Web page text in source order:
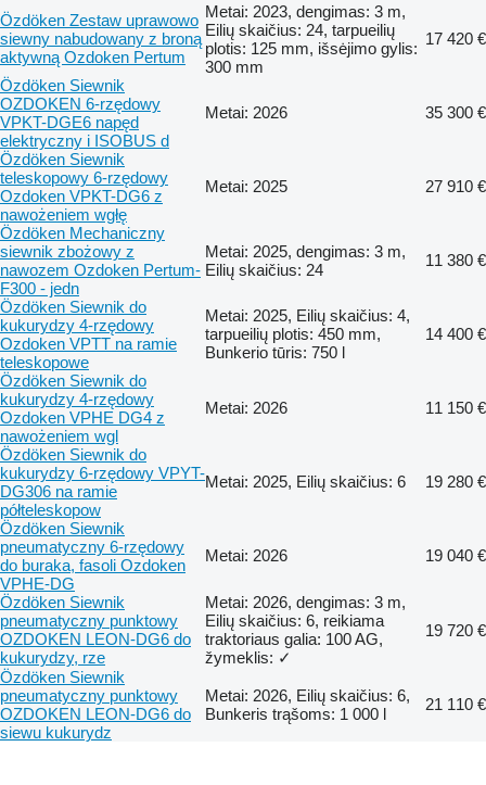
Özdöken Zestaw uprawowo
siewny nabudowany z broną
aktywną Ozdoken Pertum
Metai: 2023, dengimas: 3 m,
Eilių skaičius: 24, tarpueilių
plotis: 125 mm, išsėjimo gylis:
300 mm
17 420 €
Özdöken Siewnik
OZDOKEN 6-rzędowy
VPKT-DGE6 napęd
elektryczny i ISOBUS d
Metai: 2026 35 300 €
Özdöken Siewnik
teleskopowy 6-rzędowy
Ozdoken VPKT-DG6 z
nawożeniem wgłę
Metai: 2025 27 910 €
Özdöken Mechaniczny
siewnik zbożowy z
nawozem Ozdoken Pertum-
F300 - jedn
Metai: 2025, dengimas: 3 m,
Eilių skaičius: 24
11 380 €
Özdöken Siewnik do
kukurydzy 4-rzędowy
Ozdoken VPTT na ramie
teleskopowe
Metai: 2025, Eilių skaičius: 4,
tarpueilių plotis: 450 mm,
Bunkerio tūris: 750 l
14 400 €
Özdöken Siewnik do
kukurydzy 4-rzędowy
Ozdoken VPHE DG4 z
nawożeniem wgl
Metai: 2026 11 150 €
Özdöken Siewnik do
kukurydzy 6-rzędowy VPYT-
DG306 na ramie
półteleskopow
Metai: 2025, Eilių skaičius: 6 19 280 €
Özdöken Siewnik
pneumatyczny 6-rzędowy
do buraka, fasoli Ozdoken
VPHE-DG
Metai: 2026 19 040 €
Özdöken Siewnik
pneumatyczny punktowy
OZDOKEN LEON-DG6 do
kukurydzy, rze
Metai: 2026, dengimas: 3 m,
Eilių skaičius: 6, reikiama
traktoriaus galia: 100 AG,
žymeklis: ✓
19 720 €
Özdöken Siewnik
pneumatyczny punktowy
OZDOKEN LEON-DG6 do
siewu kukurydz
Metai: 2026, Eilių skaičius: 6,
Bunkeris trąšoms: 1 000 l
21 110 €